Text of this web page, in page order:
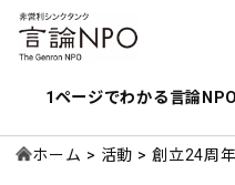
1ページでわかる言論NPO
ホーム 活動
創立24周